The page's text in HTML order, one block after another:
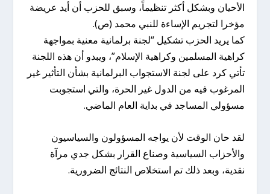
الأحيان وبشكل أكثر تنظيماً، وسبق للحزب أن أيد عريضة
مؤخرا لتجريم الإساءة للنبي محمد (ص).
كما يريد الحزب تشكيل “لجنة برلمانية معنية بمواجهة
كراهية المسلمين وكراهية الإسلام”، ويبدو أن هذه اللجنة
تأتي كرد على لجنة الاستجواب البرلمانية بشأن التأثير غير
المرغوب فيه من الدول غير الحرة، والتي استجوبت
مسؤولي المساجد في بداية العام الماضي.
لقد حان الوقت لأن يواجه المسؤولون والسياسيون
والأحزاب السياسية وصناع القرار بشكل جدي مرآة
نقدية، وبعد ذلك تم استخلاص النتائج الضرورية.